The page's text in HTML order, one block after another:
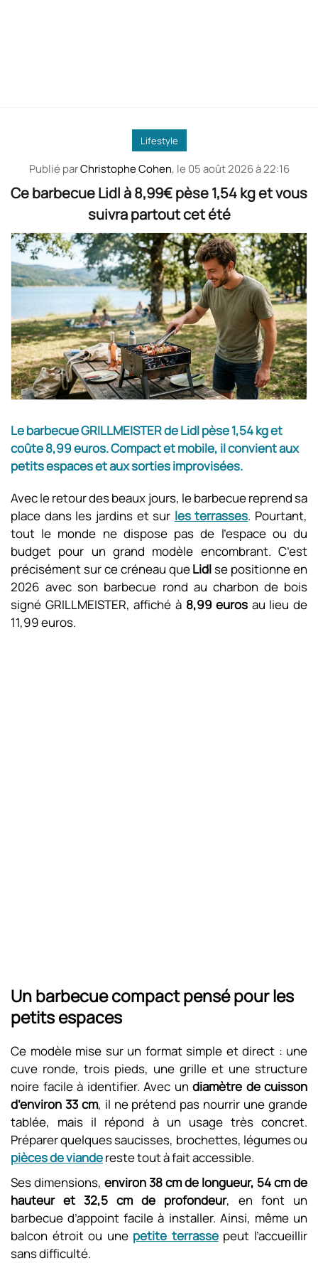
Lifestyle
Publié parChristophe Cohen, le 05 août 2026 à 22:16
Ce barbecue Lidl à 8,99€ pèse 1,54 kg et vous
suivra partout cet été
Le barbecue GRILLMEISTER de Lidl pèse 1,54 kg et
coûte 8,99 euros. Compact et mobile, il convient aux
petits espaces et aux sorties improvisées.
Avec le retour des beaux jours, le barbecue reprend sa
place dans les jardins et sur les terrasses. Pourtant,
tout le monde ne dispose pas de l’espace ou du
budget pour un grand modèle encombrant. C’est
précisément sur ce créneau queLidlse positionne en
2026 avec son barbecue rond au charbon de bois
signé GRILLMEISTER, affiché à 8,99 euros au lieu de
11,99 euros.
Un barbecue compact pensé pour les
petits espaces
Ce modèle mise sur un format simple et direct : une
cuve ronde, trois pieds, une grille et une structure
noire facile à identifier. Avec un diamètre de cuisson
d’environ 33 cm, il ne prétend pas nourrir une grande
tablée, mais il répond à un usage très concret.
Préparer quelques saucisses, brochettes, légumes ou
pièces de viandereste tout à fait accessible.
Ses dimensions, environ 38 cm de longueur, 54 cm de
hauteur et 32,5 cm de profondeur, en font un
barbecue d’appoint facile à installer. Ainsi, même un
balcon étroit ou une petite terrassepeut l’accueillir
sans difficulté.